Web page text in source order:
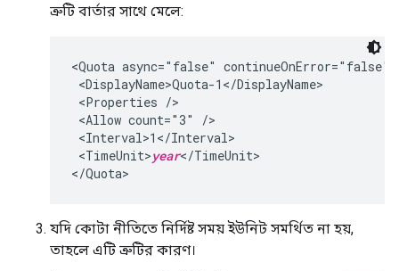
ত্রুটি বার্তার সাথে মেলে:
<Quota async="false" continueOnError="false"
<DisplayName>Quota-1</DisplayName>
<Properties />
<Allow count="3" />
<Interval>1</Interval>
<TimeUnit>year</TimeUnit>
যদি কোটা নীতিতে নির্দিষ্ট সময় ইউনিট সমর্থিত না হয়,
তাহলে এটি ত্রুটির কারণ।